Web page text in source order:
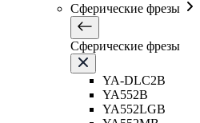
Сферические фрезы
Сферические фрезы
YA-DLC2B
YA552B
YA552LGB